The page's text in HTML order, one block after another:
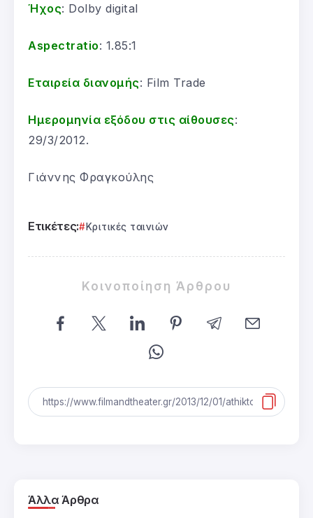
Ήχος: Dolby digital
Aspectratio: 1.85:1
Εταιρεία διανομής: Film Trade
Ημερομηνία εξόδου στις αίθουσες:
29/3/2012.
Γιάννης Φραγκούλης
Ετικέτες: Κριτικές ταινιών
Κοινοποίηση Άρθρου
Άλλα Άρθρα